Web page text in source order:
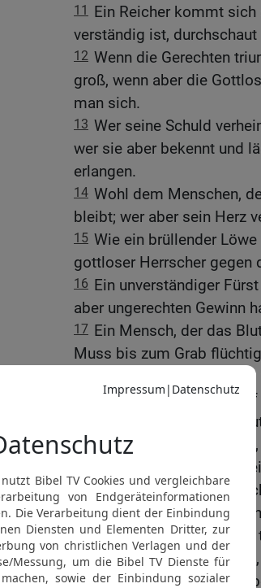
11
Ein Reicher kommt
verständig ist, durchschaut
12 Wenn die Gerechten
groß, wenn aber die
man sich.
13 Wer seine Schuld
wer sie aber bekennt und
erlangen.
14 Wohl dem Menschen,
bleibt; wer aber sein Herz
15 Wie ein brüllender
gottloser Herrscher gegen
16 Ein unverständiger
aber ungerechten Gewinn
17 Ein Mensch, der das
Muss bis zum Grab
Wer unsträflich
Doppelleben führt, wird
Wer seinen Acker
unnützen Sachen
Ein ehrlicher Mann ist
reich werden will, bleibt
21 Die Person ansehen ist
einem Bissen Brot Unrecht
22 Wer nach Reichtum
weiß nicht, dass Mangel